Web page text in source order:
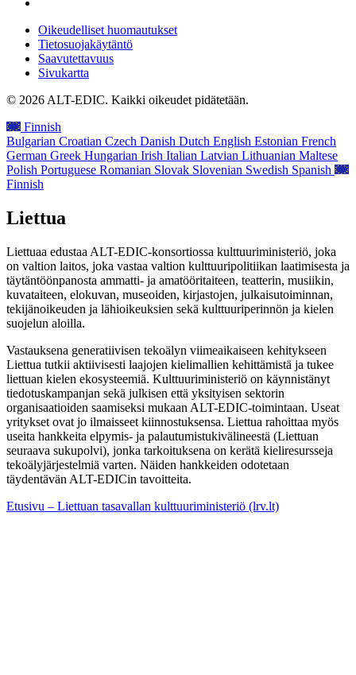
Oikeudelliset huomautukset
Tietosuojakäytäntö
Saavutettavuus
Sivukartta
© 2026 ALT-EDIC. Kaikki oikeudet pidätetään.
Finnish
Bulgarian Croatian Czech Danish Dutch English Estonian French
German Greek Hungarian Irish Italian Latvian Lithuanian Maltese
Polish Portuguese Romanian Slovak Slovenian Swedish Spanish
Finnish
Liettua
Liettuaa edustaa ALT-EDIC-konsortiossa kulttuuriministeriö, joka
on valtion laitos, joka vastaa valtion kulttuuripolitiikan laatimisesta ja
täytäntöönpanosta ammatti- ja amatööritaiteen, teatterin, musiikin,
kuvataiteen, elokuvan, museoiden, kirjastojen, julkaisutoiminnan,
tekijänoikeuden ja lähioikeuksien sekä kulttuuriperinnön ja kielen
suojelun aloilla.
Vastauksena generatiivisen tekoälyn viimeaikaiseen kehitykseen
Liettua tutkii aktiivisesti laajojen kielimallien kehittämistä ja tukee
liettuan kielen ekosysteemiä. Kulttuuriministeriö on käynnistänyt
tiedotuskampanjan sekä julkisen että yksityisen sektorin
organisaatioiden saamiseksi mukaan ALT-EDIC-toimintaan. Useat
yritykset ovat jo ilmaisseet kiinnostuksensa. Liettua rahoittaa myös
useita hankkeita elpymis- ja palautumistukivälineestä (Liettuan
seuraava sukupolvi), jonka tarkoituksena on kerätä kieliresursseja
tekoälyjärjestelmiä varten. Näiden hankkeiden odotetaan
täydentävän ALT-EDICin tavoitteita.
Etusivu – Liettuan tasavallan kulttuuriministeriö (lrv.lt)